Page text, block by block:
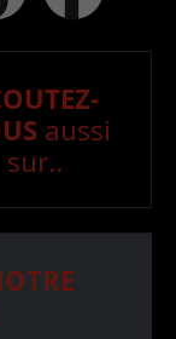
aussi
sur..